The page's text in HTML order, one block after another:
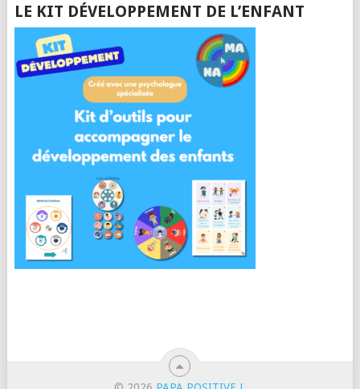
LE KIT DÉVELOPPEMENT DE L’ENFANT